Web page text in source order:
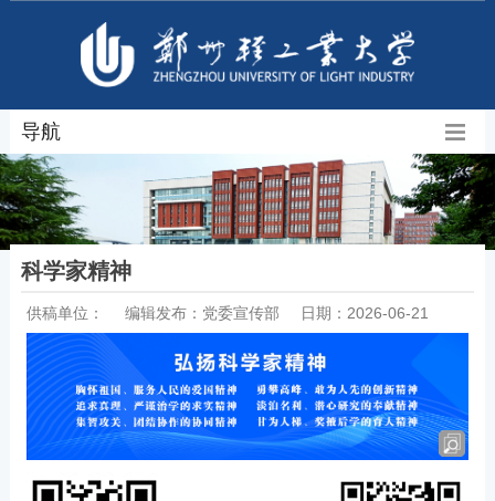
导航
科学家精神
供稿单位： 编辑发布：党委宣传部 日期：2026-06-21